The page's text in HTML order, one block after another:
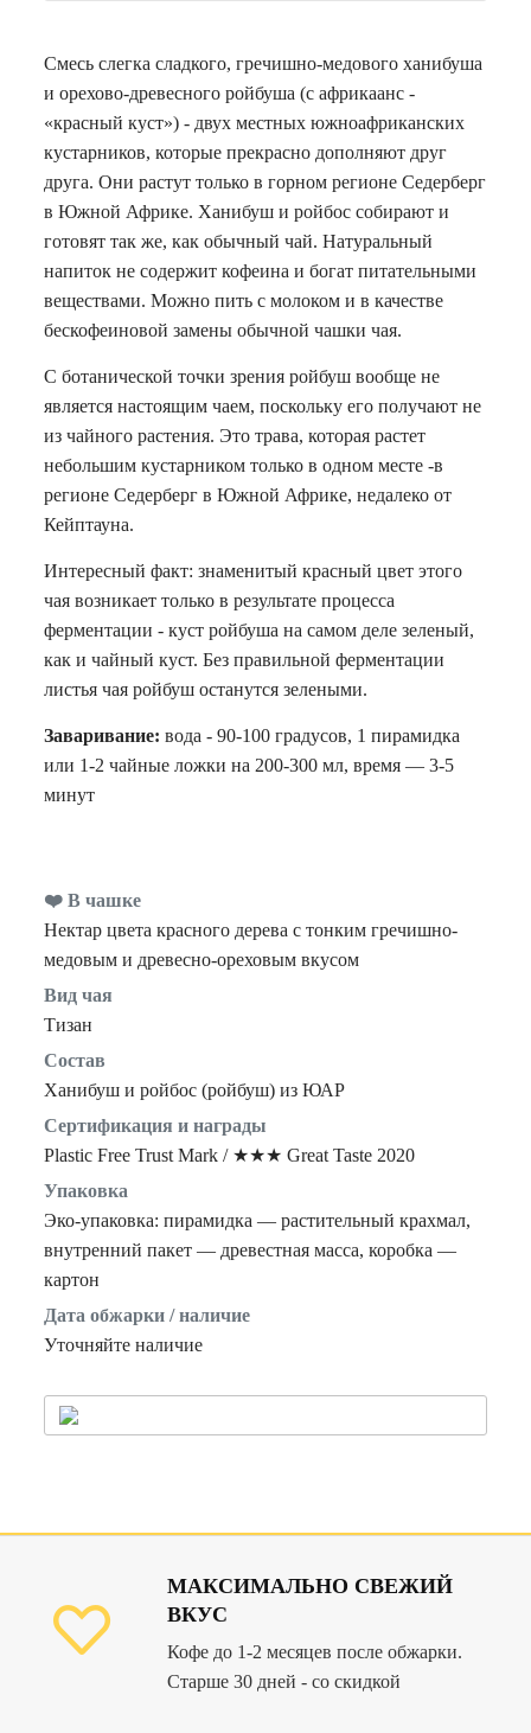
Смесь слегка сладкого, гречишно-медового ханибуша
и орехово-древесного ройбуша (с африкаанс -
«красный куст») - двух местных южноафриканских
кустарников, которые прекрасно дополняют друг
друга. Они растут только в горном регионе Седерберг
в Южной Африке. Ханибуш и ройбос собирают и
готовят так же, как обычный чай. Натуральный
напиток не содержит кофеина и богат питательными
веществами. Можно пить с молоком и в качестве
бескофеиновой замены обычной чашки чая.
С ботанической точки зрения ройбуш вообще не
является настоящим чаем, поскольку его получают не
из чайного растения. Это трава, которая растет
небольшим кустарником только в одном месте -в
регионе Седерберг в Южной Африке, недалеко от
Кейптауна.
Интересный факт: знаменитый красный цвет этого
чая возникает только в результате процесса
ферментации - куст ройбуша на самом деле зеленый,
как и чайный куст. Без правильной ферментации
листья чая ройбуш останутся зелеными.
Заваривание: вода - 90-100 градусов, 1 пирамидка
или 1-2 чайные ложки на 200-300 мл, время — 3-5
минут
❤️ В чашке
Нектар цвета красного дерева с тонким гречишно-
медовым и древесно-ореховым вкусом
Вид чая
Тизан
Состав
Ханибуш и ройбос (ройбуш) из ЮАР
Сертификация и награды
Plastic Free Trust Mark / ★★★ Great Taste 2020
Упаковка
Эко-упаковка: пирамидка — растительный крахмал,
внутренний пакет — древестная масса, коробка —
картон
Дата обжарки / наличие
Уточняйте наличие
МАКСИМАЛЬНО СВЕЖИЙ
ВКУС
Кофе до 1-2 месяцев после обжарки.
Старше 30 дней - со скидкой